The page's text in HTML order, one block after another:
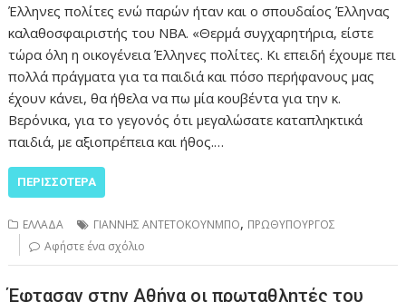
Έλληνες πολίτες ενώ παρών ήταν και ο σπουδαίος Έλληνας
καλαθοσφαιριστής του NBA. «Θερμά συγχαρητήρια, είστε
τώρα όλη η οικογένεια Έλληνες πολίτες. Κι επειδή έχουμε πει
πολλά πράγματα για τα παιδιά και πόσο περήφανους μας
έχουν κάνει, θα ήθελα να πω μία κουβέντα για την κ.
Βερόνικα, για το γεγονός ότι μεγαλώσατε καταπληκτικά
παιδιά, με αξιοπρέπεια και ήθος.…
ΠΕΡΙΣΣΌΤΕΡΑ
ΕΛΛΑΔΑ ΓΙΑΝΝΗΣ ΑΝΤΕΤΟΚΟΥΝΜΠΟ, ΠΡΩΘΥΠΟΥΡΓΟΣ
Αφήστε ένα σχόλιο
Έφτασαν στην Αθήνα οι πρωταθλητές του